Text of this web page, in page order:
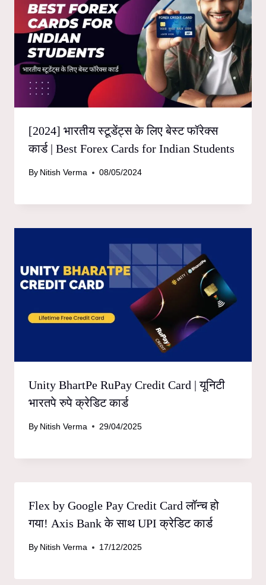
[2024] भारतीय स्टूडेंट्स के लिए बेस्ट फॉरेक्स
कार्ड | Best Forex Cards for Indian Students
By Nitish Verma 08/05/2024
Unity BhartPe RuPay Credit Card | यूनिटी
भारतपे रुपे क्रेडिट कार्ड
By Nitish Verma 29/04/2025
Flex by Google Pay Credit Card लॉन्च हो
गया! Axis Bank के साथ UPI क्रेडिट कार्ड
By Nitish Verma 17/12/2025